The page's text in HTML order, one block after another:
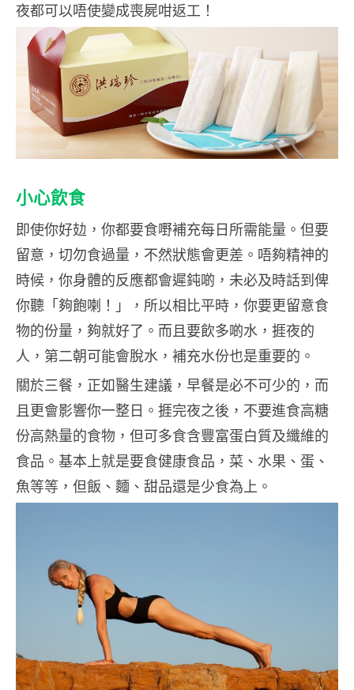
夜都可以唔使變成喪屍咁返工！
小心飲食
即使你好攰，你都要食嘢補充每日所需能量。但要
留意，切勿食過量，不然狀態會更差。唔夠精神的
時候，你身體的反應都會遲鈍啲，未必及時話到俾
你聽「夠飽喇！」，所以相比平時，你要更留意食
物的份量，夠就好了。而且要飲多啲水，捱夜的
人，第二朝可能會脫水，補充水份也是重要的。
關於三餐，正如醫生建議，早餐是必不可少的，而
且更會影響你一整日。捱完夜之後，不要進食高糖
份高熱量的食物，但可多食含豐富蛋白質及纖維的
食品。基本上就是要食健康食品，菜、水果、蛋、
魚等等，但飯、麵、甜品還是少食為上。